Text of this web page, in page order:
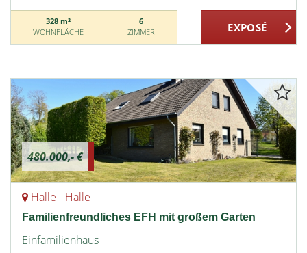
328 m²
WOHNFLÄCHE
6
ZIMMER
480.000,- €
Halle - Halle
Familienfreundliches EFH mit großem Garten
Einfamilienhaus